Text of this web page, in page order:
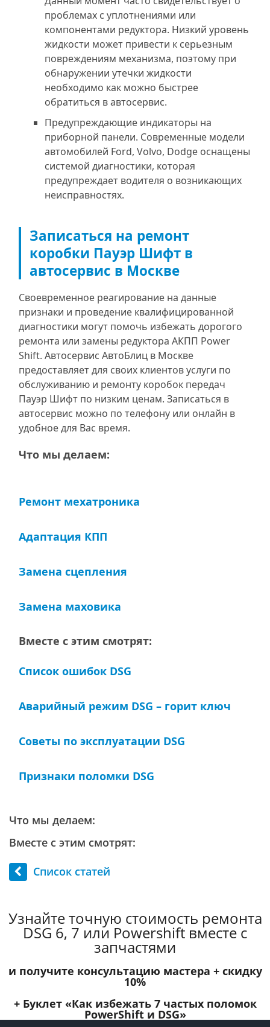
проблемах с уплотнениями или
компонентами редуктора. Низкий уровень
жидкости может привести к серьезным
повреждениям механизма, поэтому при
обнаружении утечки жидкости
необходимо как можно быстрее
обратиться в автосервис.
Предупреждающие индикаторы на
приборной панели. Современные модели
автомобилей Ford, Volvo, Dodge оснащены
системой диагностики, которая
предупреждает водителя о возникающих
неисправностях.
Записаться на ремонт
коробки Пауэр Шифт в
автосервис в Москве
Своевременное реагирование на данные
признаки и проведение квалифицированной
диагностики могут помочь избежать дорогого
ремонта или замены редуктора АКПП Power
Shift. Автосервис АвтоБлиц в Москве
предоставляет для своих клиентов услуги по
обслуживанию и ремонту коробок передач
Пауэр Шифт по низким ценам. Записаться в
автосервис можно по телефону или онлайн в
удобное для Вас время.
Что мы делаем:
Ремонт мехатроника
Адаптация КПП
Замена сцепления
Замена маховика
Вместе с этим смотрят:
Список ошибок DSG
Аварийный режим DSG – горит ключ
Советы по эксплуатации DSG
Признаки поломки DSG
Что мы делаем:
Вместе с этим смотрят:
Список статей
Узнайте точную стоимость ремонта
DSG 6, 7 или Powershift вместе с
запчастями
и получите консультацию мастера + скидку
10%
+ Буклет «Как избежать 7 частых поломок
PowerShift и DSG»